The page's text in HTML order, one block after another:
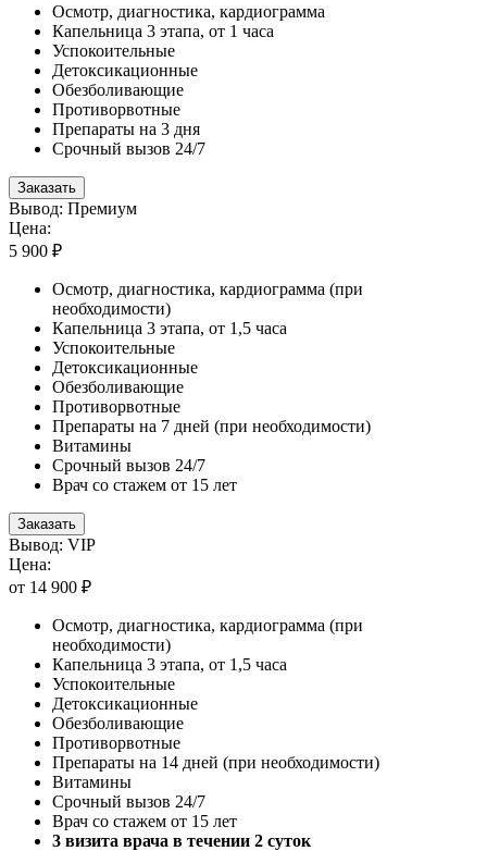
Осмотр, диагностика, кардиограмма
Капельница 3 этапа, от 1 часа
Успокоительные
Детоксикационные
Обезболивающие
Противорвотные
Препараты на 3 дня
Срочный вызов 24/7
Заказать
Вывод: Премиум
Цена:
5 900 ₽
Осмотр, диагностика, кардиограмма (при
необходимости)
Капельница 3 этапа, от 1,5 часа
Успокоительные
Детоксикационные
Обезболивающие
Противорвотные
Препараты на 7 дней (при необходимости)
Витамины
Срочный вызов 24/7
Врач со стажем от 15 лет
Заказать
Вывод: VIP
Цена:
от 14 900 ₽
Осмотр, диагностика, кардиограмма (при
необходимости)
Капельница 3 этапа, от 1,5 часа
Успокоительные
Детоксикационные
Обезболивающие
Противорвотные
Препараты на 14 дней (при необходимости)
Витамины
Срочный вызов 24/7
Врач со стажем от 15 лет
3 визита врача в течении 2 суток